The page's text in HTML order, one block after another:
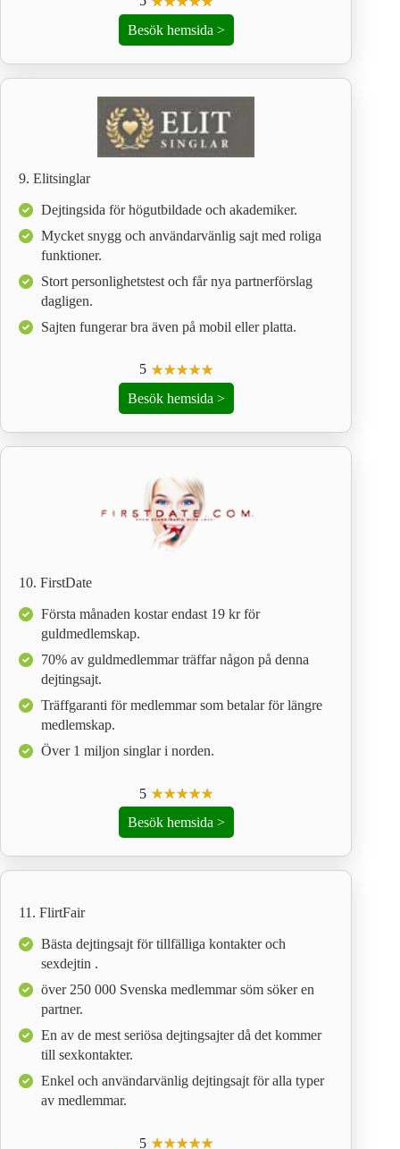
Besök hemsida >
9. Elitsinglar
Dejtingsida för högutbildade och akademiker.
Mycket snygg och användarvänlig sajt med roliga
funktioner.
Stort personlighetstest och får nya partnerförslag
dagligen.
Sajten fungerar bra även på mobil eller platta.
5 ☆☆☆☆☆
★★★★★
Besök hemsida >
10. FirstDate
Första månaden kostar endast 19 kr för
guldmedlemskap.
70% av guldmedlemmar träffar någon på denna
dejtingsajt.
Träffgaranti för medlemmar som betalar för längre
medlemskap.
Över 1 miljon singlar i norden.
5 ☆☆☆☆☆
★★★★★
Besök hemsida >
11. FlirtFair
Bästa dejtingsajt för tillfälliga kontakter och
sexdejtin .
över 250 000 Svenska medlemmar söm söker en
partner.
En av de mest seriösa dejtingsajter då det kommer
till sexkontakter.
Enkel och användarvänlig dejtingsajt för alla typer
av medlemmar.
5 ☆☆☆☆☆
★★★★★